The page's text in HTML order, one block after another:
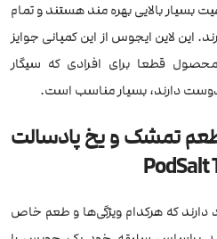
بسیار بالایی بهره مند هستند و تمام
این لاین ایجوس از این کمپانی جوایز
قطعا برای افرادی که سیگار
دارند، بسیار مناسب است.
تمشک و یخ پادسالت
PodSalt
دارند که هرکدام ویژگی‌ها و طعم خاص